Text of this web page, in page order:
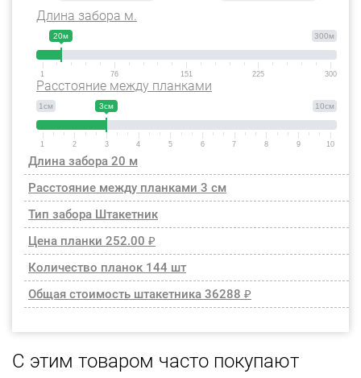
Длина забора м.
300м
20м
1 76 151 225 300
Расстояние между планками
1см 10см
3см
1 2 3 4 5 6 7 8 9 10
Длина забора 20 м
Расстояние между планками 3 см
Тип забора Штакетник
Цена планки 252.00 ₽
Количество планок 144 шт
Общая стоимость штакетника 36288 ₽
С этим товаром часто покупают